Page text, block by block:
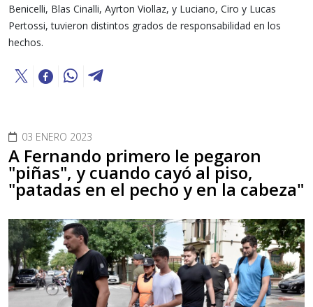
Benicelli, Blas Cinalli, Ayrton Viollaz, y Luciano, Ciro y Lucas
Pertossi, tuvieron distintos grados de responsabilidad en los
hechos.
03 ENERO 2023
A Fernando primero le pegaron
"piñas", y cuando cayó al piso,
"patadas en el pecho y en la cabeza"